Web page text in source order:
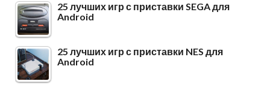
25 лучших игр с приставки SEGA для
Android
25 лучших игр с приставки NES для
Android